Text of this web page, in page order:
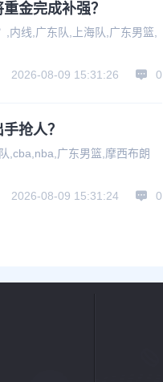
金完成补强？
,内线,广东队,上海队,广东男篮,
2026-08-09 15:31:26
0
抢人？
,cba,nba,广东男篮,摩西布朗
2026-08-09 15:31:24 0